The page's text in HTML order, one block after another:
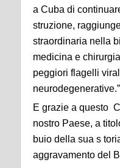
a Cuba di
struzione,
straordinaria nella
medicina e
peggiori flagelli
neurodegenerative.”
E grazie a questo
nostro Paese, a
buio della sua s
aggravamento del